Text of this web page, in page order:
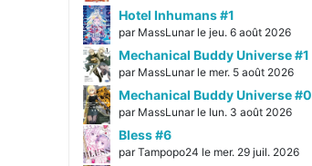
Hotel Inhumans #1
par MassLunar le jeu. 6 août 2026
Mechanical Buddy Universe #1
par MassLunar le mer. 5 août 2026
Mechanical Buddy Universe #0
par MassLunar le lun. 3 août 2026
Bless #6
par Tampopo24 le mer. 29 juil. 2026